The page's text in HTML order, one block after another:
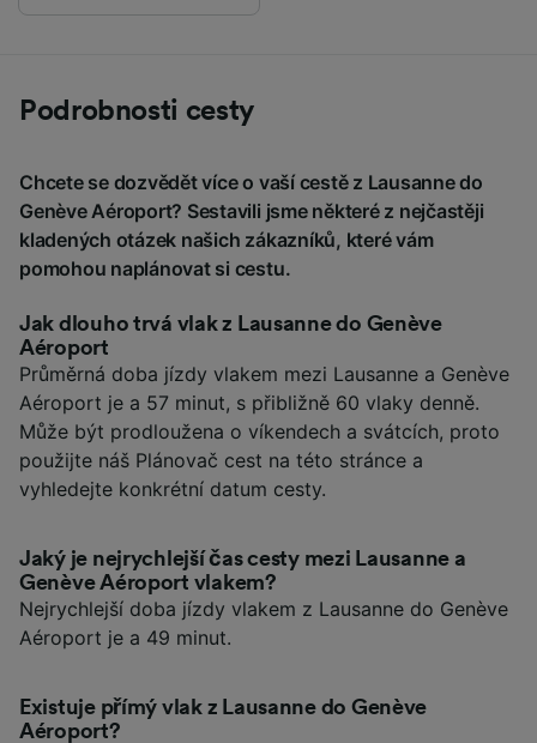
Podrobnosti cesty
Chcete se dozvědět více o vaší cestě z Lausanne do
Genève Aéroport? Sestavili jsme některé z nejčastěji
kladených otázek našich zákazníků, které vám
pomohou naplánovat si cestu.
Jak dlouho trvá vlak z Lausanne do Genève
Aéroport
Průměrná doba jízdy vlakem mezi Lausanne a Genève
Aéroport je a 57 minut, s přibližně 60 vlaky denně.
Může být prodloužena o víkendech a svátcích, proto
použijte náš Plánovač cest na této stránce a
vyhledejte konkrétní datum cesty.
Jaký je nejrychlejší čas cesty mezi Lausanne a
Genève Aéroport vlakem?
Nejrychlejší doba jízdy vlakem z Lausanne do Genève
Aéroport je a 49 minut.
Existuje přímý vlak z Lausanne do Genève
Aéroport?